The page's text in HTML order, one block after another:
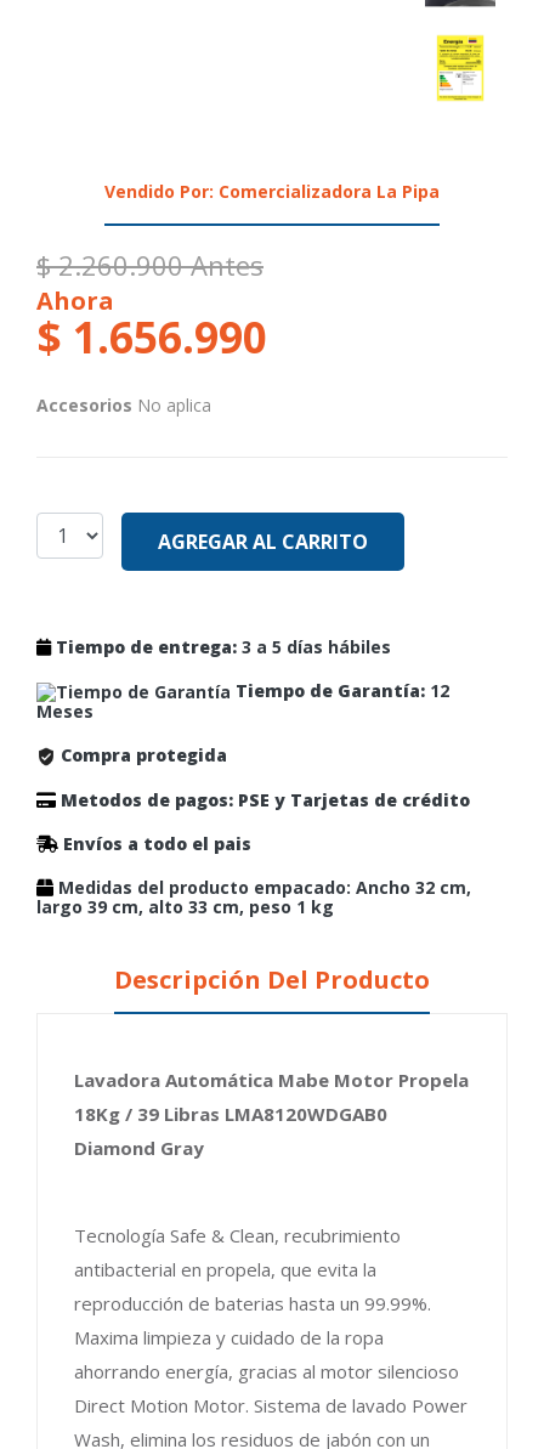
Vendido Por: Comercializadora La Pipa
$ 2.260.900 Antes
Ahora
$ 1.656.990
Accesorios No aplica
AGREGAR AL CARRITO
Tiempo de entrega: 3 a 5 días hábiles
Tiempo de Garantía: 12
Meses
Compra protegida
Metodos de pagos: PSE y Tarjetas de crédito
Envíos a todo el pais
Medidas del producto empacado: Ancho 32 cm,
largo 39 cm, alto 33 cm, peso 1 kg
Descripción Del Producto
Lavadora Automática Mabe Motor Propela
18Kg / 39 Libras LMA8120WDGAB0
Diamond Gray
Tecnología Safe & Clean, recubrimiento
antibacterial en propela, que evita la
reproducción de baterias hasta un 99.99%.
Maxima limpieza y cuidado de la ropa
ahorrando energía, gracias al motor silencioso
Direct Motion Motor. Sistema de lavado Power
Wash, elimina los residuos de jabón con un